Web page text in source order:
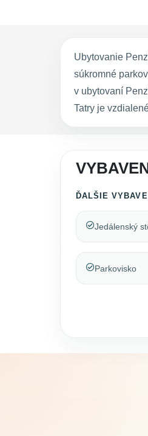
Ubytovanie
súkromné
v ubytovaní
Tatry je
ĎALŠIE
Jedálenský
Parkovisko